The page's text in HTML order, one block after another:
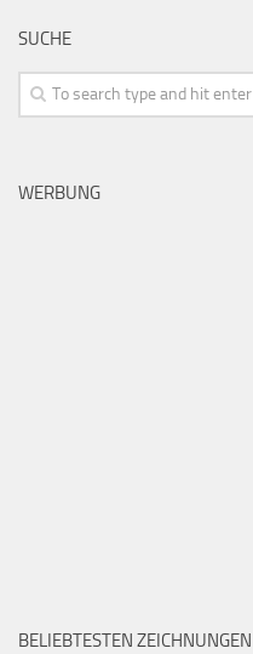
SUCHE
WERBUNG
BELIEBTESTEN ZEICHNUNGEN